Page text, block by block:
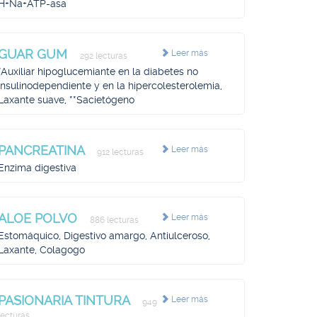
asa
Leer más
GUM 292 lecturas
hipoglucemiante en la diabetes no
y en la hipercolesterolemia,
suave, **Sacietógeno
Leer más
PANCREATINA 912 lecturas
digestiva
Leer más
POLVO 886 lecturas
Digestivo amargo, Antiulceroso,
Colagogo
Leer más
PASIONARIA TINTURA
949